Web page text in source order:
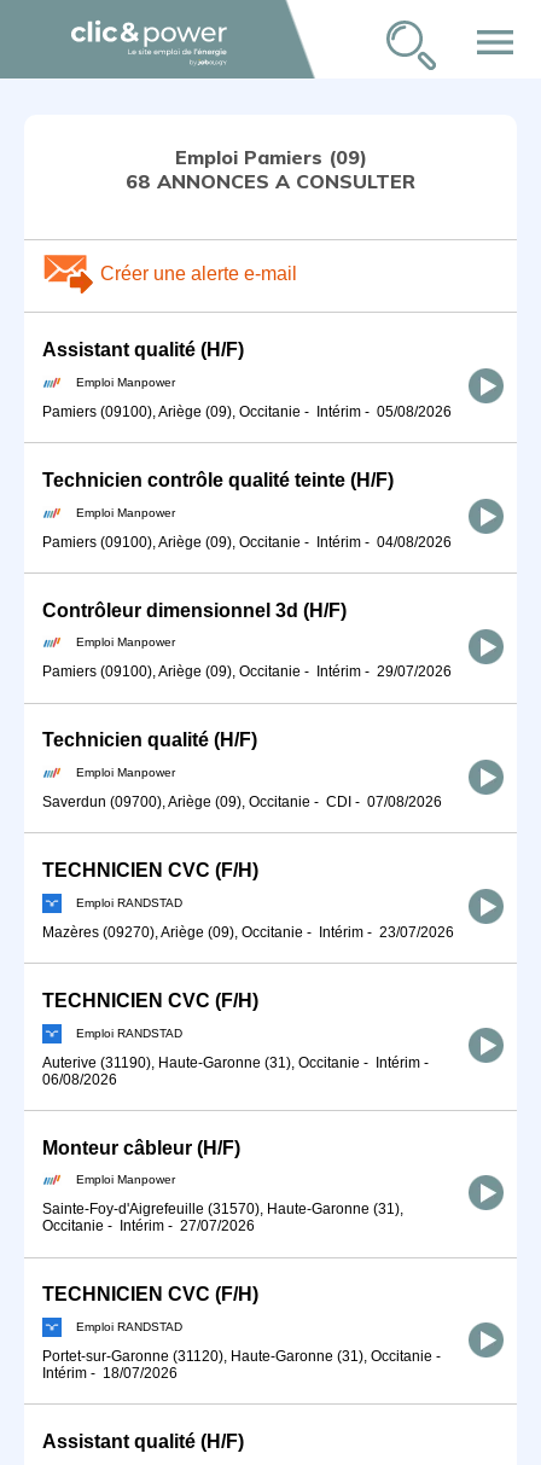
menu
Emploi Pamiers (09)
68 ANNONCES A CONSULTER
Créer une alerte e-mail
Assistant qualité (H/F)
Emploi Manpower
Pamiers (09100), Ariège (09), Occitanie - Intérim - 05/08/2026
Technicien contrôle qualité teinte (H/F)
Emploi Manpower
Pamiers (09100), Ariège (09), Occitanie - Intérim - 04/08/2026
Contrôleur dimensionnel 3d (H/F)
Emploi Manpower
Pamiers (09100), Ariège (09), Occitanie - Intérim - 29/07/2026
Technicien qualité (H/F)
Emploi Manpower
Saverdun (09700), Ariège (09), Occitanie - CDI - 07/08/2026
TECHNICIEN CVC (F/H)
Emploi RANDSTAD
Mazères (09270), Ariège (09), Occitanie - Intérim - 23/07/2026
TECHNICIEN CVC (F/H)
Emploi RANDSTAD
Auterive (31190), Haute-Garonne (31), Occitanie - Intérim -
06/08/2026
Monteur câbleur (H/F)
Emploi Manpower
Sainte-Foy-d'Aigrefeuille (31570), Haute-Garonne (31),
Occitanie - Intérim - 27/07/2026
TECHNICIEN CVC (F/H)
Emploi RANDSTAD
Portet-sur-Garonne (31120), Haute-Garonne (31), Occitanie -
Intérim - 18/07/2026
Assistant qualité (H/F)